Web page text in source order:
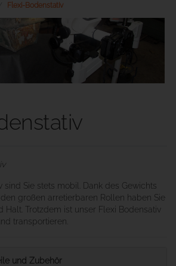
Flexi-Bodenstativ
sind Sie stets mobil. Dank des Gewichts
großen arretierbaren Rollen haben Sie
Halt. Trotzdem ist unser Flexi Bodensativ
transportieren.
und Zubehör